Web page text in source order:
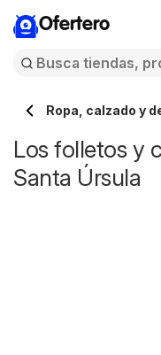
Ofertero
Ropa, calzado y
Los folletos y
Santa Úrsula